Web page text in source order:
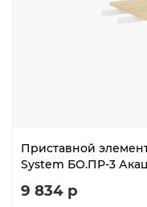
Приставной
System БО.ПР-3
9 834 р